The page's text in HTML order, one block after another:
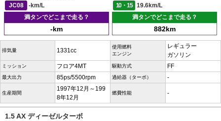
JC08
-km/L 10・15
19.6km/L
満タンでどこまで走る？
-km
満タンでどこまで走る？
882km
排気量 1331cc
使用燃料
エンジン
レギュラー
ガソリン
ミッション フロア4MT 駆動方式 FF
最大出力 85ps/5500rpm 過給器（ターボ） -
生産期間
1997年12月～199
8年12月
燃費性能 -
1.5 AX ディーゼルターボ